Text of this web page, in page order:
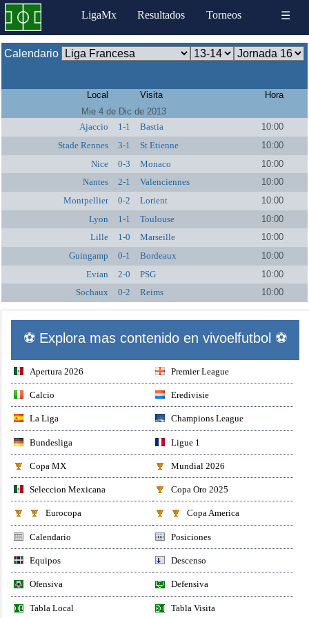
LigaMx Resultados Torneos ☰
Calendario
Local Visita
Hora
Mie 4 de Dic de 2013
Ajaccio
1-1 Bastia
10:00
Stade Rennes
3-1 St Etienne
10:00
Nice
0-3 Monaco
10:00
Nantes
2-1 Valenciennes
10:00
Montpellier
0-2 Lorient
10:00
Lyon
1-1 Toulouse
10:00
Lille
1-0 Marseille
10:00
Guingamp
0-1 Bordeaux
10:00
Evian
2-0 PSG
10:00
Sochaux
0-2 Reims 10:00
⚽ Explora mas contenido en vivoelfutbol ⚽
Apertura 2026 Premier League
Calcio Eredivisie
La Liga Champions League
Bundesliga Ligue 1
Copa MX Mundial 2026
Seleccion Mexicana Copa Oro 2025
Eurocopa Copa America
Calendario Posiciones
Equipos Descenso
Ofensiva Defensiva
Tabla Local Tabla Visita